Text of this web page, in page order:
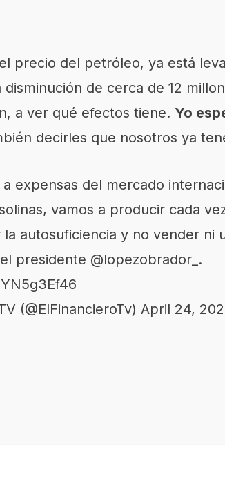
precio del petróleo, ya está
de cerca de 12
a ver qué efectos tiene. Yo
decirles que nosotros ya
a expensas del mercado
vamos a producir cada
la autosuficiencia y no vender ni
presidente @lopezobrador_ .
(@ElFinancieroTv) April 24,